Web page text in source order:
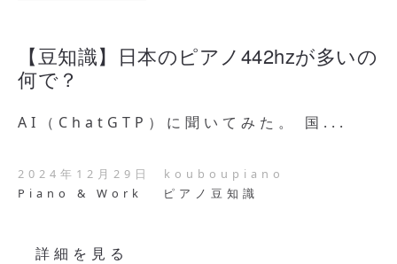
【豆知識】日本のピアノ442hzが多いの
何で？
AI（ChatGTP）に聞いてみた。 国...
2024年12月29日
kouboupiano
Piano & Work
ピアノ豆知識
詳細を見る